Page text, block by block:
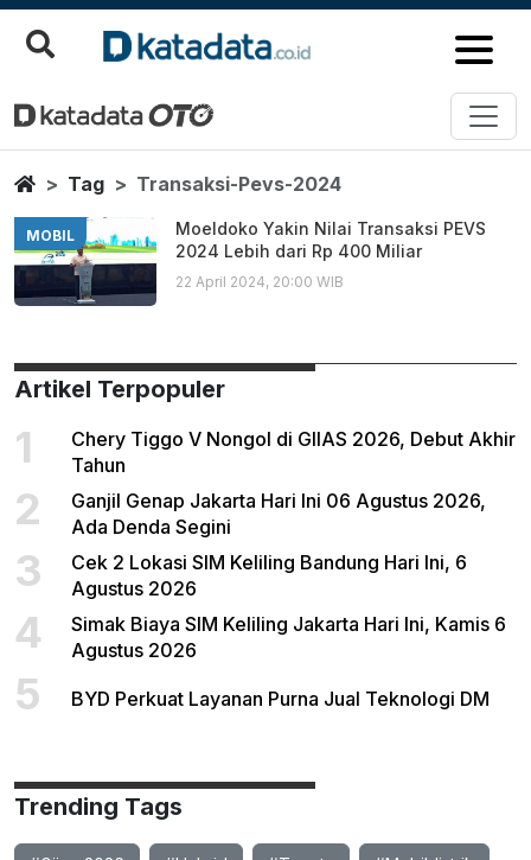
Transaksi Pevs 2024
Berita Terbaru
HomeTag Transaksi-Pevs-2024
MOBIL
Moeldoko Yakin Nilai Transaksi PEVS
2024 Lebih dari Rp 400 Miliar
22 April 2024, 20:00 WIB
Artikel Terpopuler
1
Chery Tiggo V Nongol di GIIAS 2026, Debut Akhir
Tahun
2
Ganjil Genap Jakarta Hari Ini 06 Agustus 2026,
Ada Denda Segini
3
Cek 2 Lokasi SIM Keliling Bandung Hari Ini, 6
Agustus 2026
4
Simak Biaya SIM Keliling Jakarta Hari Ini, Kamis 6
Agustus 2026
5 BYD Perkuat Layanan Purna Jual Teknologi DM
Trending Tags